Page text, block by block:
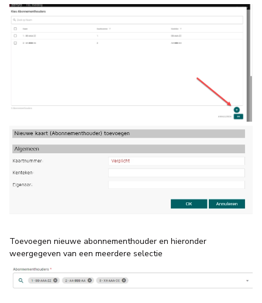
Toevoegen nieuwe abonnementhouder en hieronder
weergegeven van een meerdere selectie